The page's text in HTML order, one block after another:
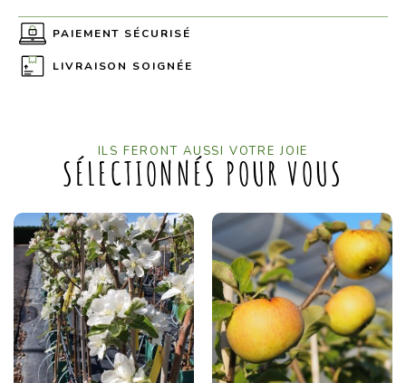
PAIEMENT SÉCURISÉ
LIVRAISON SOIGNÉE
ILS FERONT AUSSI VOTRE JOIE
SÉLECTIONNÉS POUR VOUS